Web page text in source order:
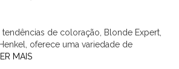
tendências de coloração, Blonde Expert,
oferece uma variedade de
LER MAIS